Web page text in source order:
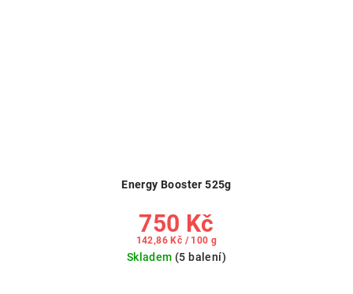
Energy Booster 525g
750 Kč
Měrná
142,86 Kč / 100 g
Skladem (5 balení)